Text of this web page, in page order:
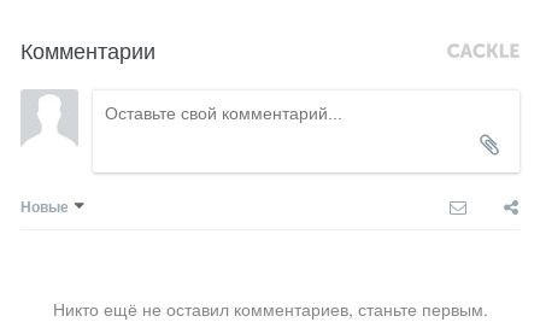
Комментарии
Новые
Никто ещё не оставил комментариев, станьте первым.